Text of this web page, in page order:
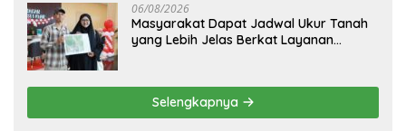
06/08/2026
Masyarakat Dapat Jadwal Ukur Tanah
yang Lebih Jelas Berkat Layanan
Selengkapnya